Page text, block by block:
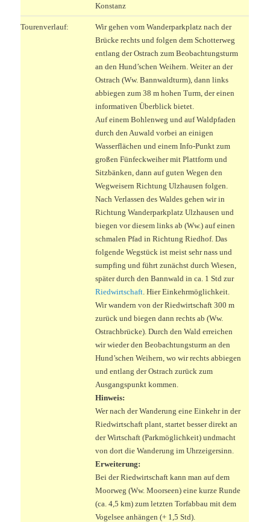
Konstanz
Tourenverlauf:
Wir gehen vom Wanderparkplatz nach der
Brücke rechts und folgen dem Schotterweg
entlang der Ostrach zum Beobachtungsturm
an den Hund’schen Weihern. Weiter an der
Ostrach (Ww. Bannwaldturm), dann links
abbiegen zum 38 m hohen Turm, der einen
informativen Überblick bietet.
Auf einem Bohlenweg und auf Waldpfaden
durch den Auwald vorbei an einigen
Wasserflächen und einem Info-Punkt zum
großen Fünfeckweiher mit Plattform und
Sitzbänken, dann auf guten Wegen den
Wegweisern Richtung Ulzhausen folgen.
Nach Verlassen des Waldes gehen wir in
Richtung Wanderparkplatz Ulzhausen und
biegen vor diesem links ab (Ww.) auf einen
schmalen Pfad in Richtung Riedhof. Das
folgende Wegstück ist meist sehr nass und
sumpfing und führt zunächst durch Wiesen,
später durch den Bannwald in ca. 1 Std zur
Riedwirtschaft . Hier Einkehrmöglichkeit.
Wir wandern von der Riedwirtschaft 300 m
zurück und biegen dann rechts ab (Ww.
Ostrachbrücke). Durch den Wald erreichen
wir wieder den Beobachtungsturm an den
Hund’schen Weihern, wo wir rechts abbiegen
und entlang der Ostrach zurück zum
Ausgangspunkt kommen.
Hinweis:
Wer nach der Wanderung eine Einkehr in der
Riedwirtschaft plant, startet besser direkt an
der Wirtschaft (Parkmöglichkeit) undmacht
von dort die Wanderung im Uhrzeigersinn.
Erweiterung:
Bei der Riedwirtschaft kann man auf dem
Moorweg (Ww. Moorseen) eine kurze Runde
(ca. 4,5 km) zum letzten Torfabbau mit dem
Vogelsee anhängen (+ 1,5 Std).